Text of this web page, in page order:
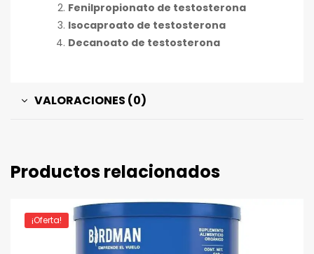
Fenilpropionato de testosterona
Isocaproato de testosterona
Decanoato de testosterona
VALORACIONES (0)
Productos relacionados
¡Oferta!